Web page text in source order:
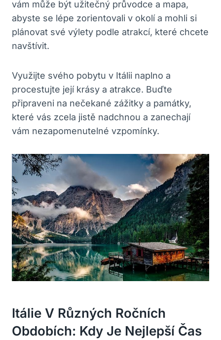
vám může být užitečný průvodce a mapa,
abyste se lépe zorientovali v okolí a mohli si
plánovat své výlety podle atrakcí, které chcete
navštívit.
Využijte svého pobytu v Itálii naplno a
procestujte její krásy a atrakce. Buďte
připraveni na nečekané zážitky a památky,
které vás zcela jistě nadchnou a zanechají
vám nezapomenutelné vzpomínky.
Itálie V Různých Ročních
Obdobích: Kdy Je Nejlepší Čas